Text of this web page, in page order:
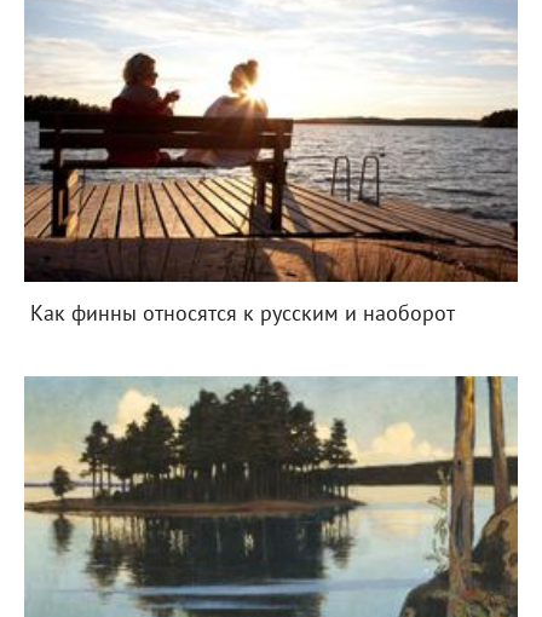
Как финны относятся к русским и наоборот